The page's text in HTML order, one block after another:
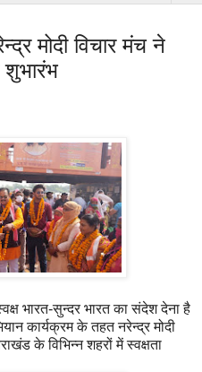
मोदी विचार मंच ने
शुभारंभ
भारत-सुन्दर भारत का संदेश देना है
कार्यक्रम के तहत नरेन्द्र मोदी
के विभिन्न शहरों में स्वक्षता